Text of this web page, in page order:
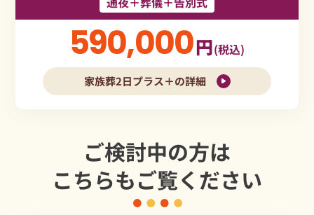
590,000円(税込)
家族葬2日プラス＋の詳細
ご検討中の方は
こちらもご覧ください